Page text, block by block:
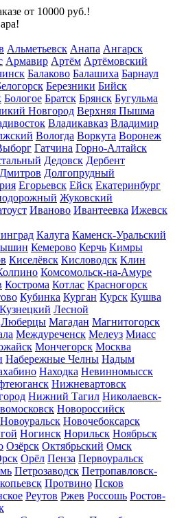
от 10000 руб.!
Альметьевск Анапа Ангарск
Армавир Артём Артёмовский
Балаково Балашиха Барнаул
Березники Бийск
Бологое Братск Брянск Бугульма
Новгород Верхняя Пышма
Владикавказ Владимир
Вологда Воркута Воронеж
Гатчина Горно-Алтайск
Дедовск Дербент
Дмитров Долгопрудный
Егорьевск Ейск Екатеринбург
Жуковский
Иваново Ивантеевка Ижевск
Калуга Каменск-Уральский
Кемерово Керчь Кимры
Киселёвск Кисловодск Клин
Комсомольск-на-Амуре
Кострома Котлас Красногорск
Кубинка Курган Курск Кушва
Лесной
Люберцы Магадан Магнитогорск
Междуреченск Мелеуз Миасс
Мончегорск Москва
Набережные Челны Надым
Находка Невинномысск
Нижневартовск
Нижний Тагил Николаевск-
Новороссийск
Новоуральск Новочебоксарск
Ногинск Норильск Ноябрьск
Озёрск Октябрьский Омск
Орёл Пенза Первоуральск
Петрозаводск Петропавловск-
Протвино Псков
Реутов Ржев Россошь Ростов-